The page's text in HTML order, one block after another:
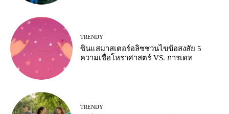
TRENDY
ซินแสมาสเตอร์อลิซชวนไขข้อสงสัย 5
ความเชื่อโหราศาสตร์ VS. การเดท
TRENDY